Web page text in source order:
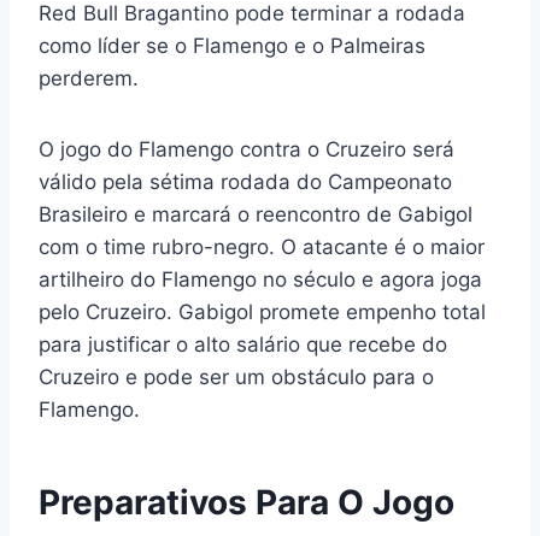
Red Bull Bragantino pode terminar a rodada
como líder se o Flamengo e o Palmeiras
perderem.
O jogo do Flamengo contra o Cruzeiro será
válido pela sétima rodada do Campeonato
Brasileiro e marcará o reencontro de Gabigol
com o time rubro-negro. O atacante é o maior
artilheiro do Flamengo no século e agora joga
pelo Cruzeiro. Gabigol promete empenho total
para justificar o alto salário que recebe do
Cruzeiro e pode ser um obstáculo para o
Flamengo.
Preparativos Para O Jogo